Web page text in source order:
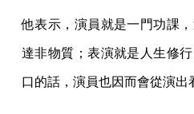
他表示，演員就是一門功課
達非物質；表演就是人生修
口的話，演員也因而會從演出